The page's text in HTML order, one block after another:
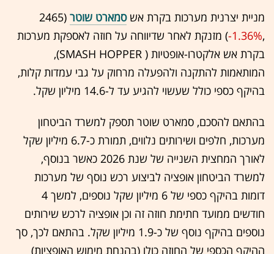
מניית יצרנית מערכות בקרת אשסמארט שוטר (2465
,‎
-1.36%‏) מזנקת לאחר שדיווחה על חוזה לאספקת מערכות
בקרת אש אלקטרו-אופטיות ( SMASH HOPPER),
המותאמות להתקנה ולהפעלה מרחוק על גבי עמדות קלות,
בהיקף כספי כולל שעשוי להגיע עד ל-14.6 מיליון שקל.
בהתאם להסכם, סמארט שוטר תספק למשרד הביטחון
מערכות, חלפים ושירותים נלווים, תמורת כ-6.7 מיליון שקל
לאורך המחצית השנייה של שנת 2026 כאשר בנוסף,
למשרד הביטחון אופציה לביצוע רכש נוסף של מערכות
דומות בהיקף כספי של 6 מיליון שקל נוספים, למשך 4
חודשים ממועד חתימת חוזה זה וכן אופציה לרכש שירותים
נוספים בהיקף נוסף של כ-1.9 מיליון שקל. בהתאם לכך, סך
ההיקף הכספי של החוזה כולו (בהנחת מימוש האופציות)